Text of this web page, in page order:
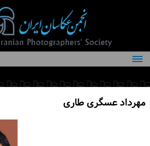
درباره انجمن
کمیته‌های انجمن
اعضاء انجمن
مهرداد عسگری طاری